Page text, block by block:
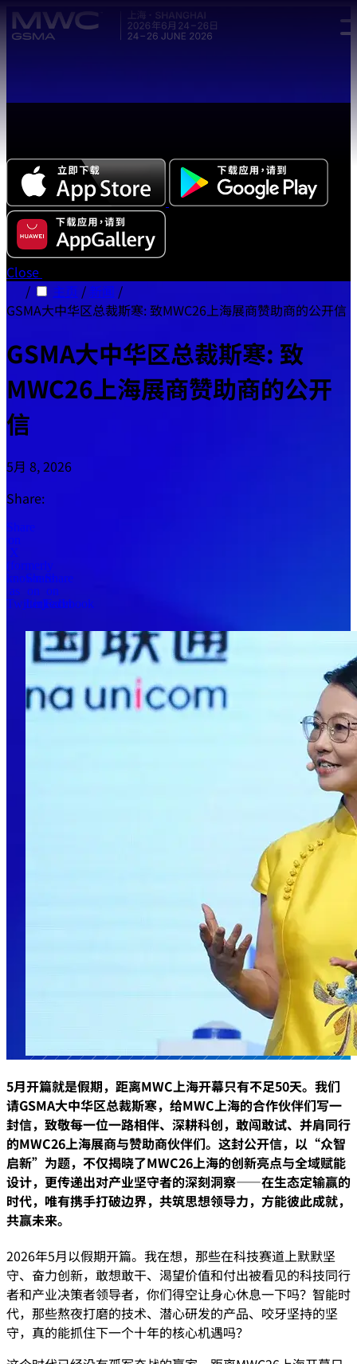
Skip to main content.
Close
/
主页 / 新闻 /
GSMA大中华区总裁斯寒: 致MWC26上海展商赞助商的公开信
GSMA大中华区总裁斯寒: 致
MWC26上海展商赞助商的公开
信
5月 8, 2026
Share:
Share
on
X
(formerly
known
as
Twitter)
Share
on
LinkedIn
Share
on
Facebook
5月开篇就是假期，距离MWC上海开幕只有不足50天。我们
请GSMA大中华区总裁斯寒，给MWC上海的合作伙伴们写一
封信，致敬每一位一路相伴、深耕科创，敢闯敢试、并肩同行
的MWC26上海展商与赞助商伙伴们。这封公开信，以“众智
启新”为题，不仅揭晓了MWC26上海的创新亮点与全域赋能
设计，更传递出对产业坚守者的深刻洞察——在生态定输赢的
时代，唯有携手打破边界，共筑思想领导力，方能彼此成就，
共赢未来。
2026年5月以假期开篇。我在想，那些在科技赛道上默默坚
守、奋力创新，敢想敢干、渴望价值和付出被看见的科技同行
者和产业决策者领导者，你们得空让身心休息一下吗？智能时
代，那些熬夜打磨的技术、潜心研发的产品、咬牙坚持的坚
守，真的能抓住下一个十年的核心机遇吗？